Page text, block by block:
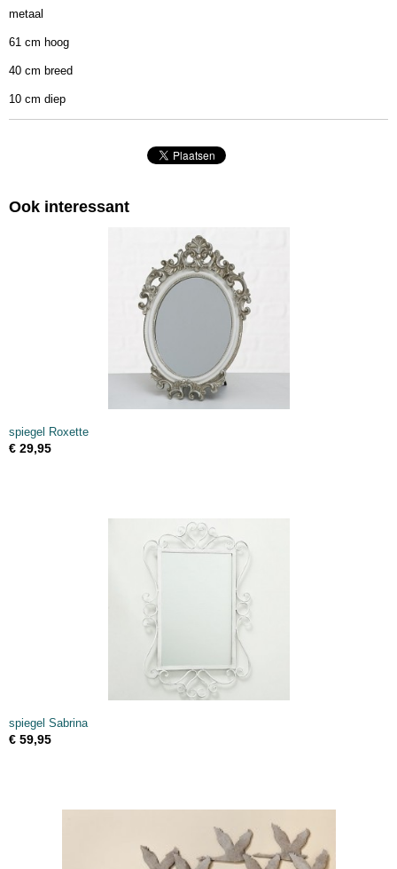
61 x 40 x 12 cm
metaal
61 cm hoog
40 cm breed
10 cm diep
Ook interessant
spiegel Roxette
€ 29,95
spiegel Sabrina
€ 59,95